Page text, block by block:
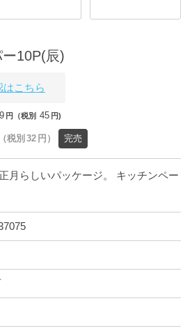
10P(辰)
こちら
円（税別 45 円)
（税別 32 円） 完売
月らしいパッケージ。 キッチンペー